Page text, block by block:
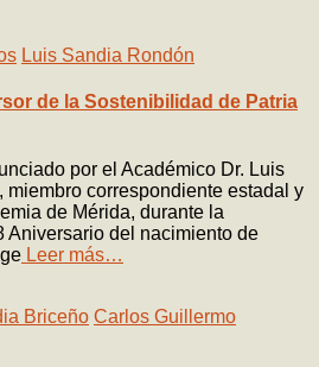
Luis Sandia Rondón
de la Sostenibilidad de Patria
por el Académico Dr. Luis
correspondiente estadal y
de Mérida, durante la
Aniversario del nacimiento de
Leer más…
Briceño Carlos Guillermo